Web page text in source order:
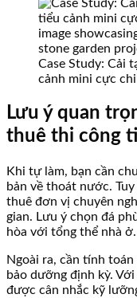
Case Study: Cải
cảnh mini cực
Lưu ý quan
thuê thi công
Khi tự làm, bạn cần
bản về thoát nước.
thuê đơn vị chuyên
gian. Lưu ý chọn đá
hòa với tổng thể nhà ở.
Ngoài ra, cần tính
bảo dưỡng định kỳ.
được cân nhắc kỹ